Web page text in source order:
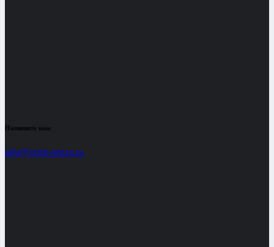
Напишите нам
info@zenit-penza.ru